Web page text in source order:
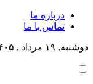
درباره ما
تماس با ما
دوشنبه, ۱۹ مرداد , ۱۴۰۵